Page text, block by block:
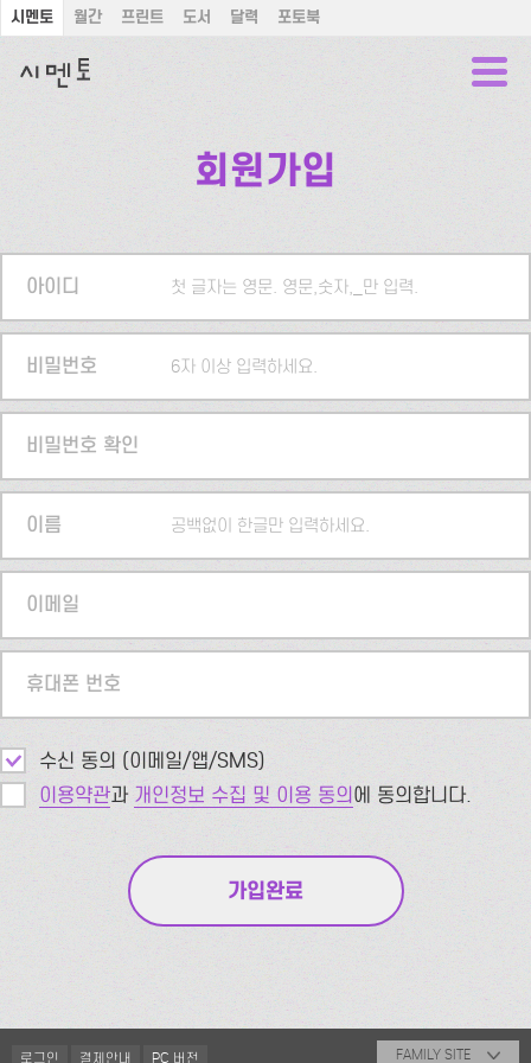
시멘토 월간 프린트 도서 달력 포토북
회원가입
아이디 첫 글자는 영문. 영문,숫자,_만 입력.
비밀번호 6자 이상 입력하세요.
비밀번호 확인
이름 공백없이 한글만 입력하세요.
이메일
휴대폰 번호
수신 동의 (이메일/앱/SMS)
이용약관과 개인정보 수집 및 이용 동의에 동의합니다.
로그인 결제안내 PC 버전 FAMILY SITE